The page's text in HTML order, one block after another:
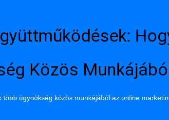
Közös
több ügynökség közös munkájából az online